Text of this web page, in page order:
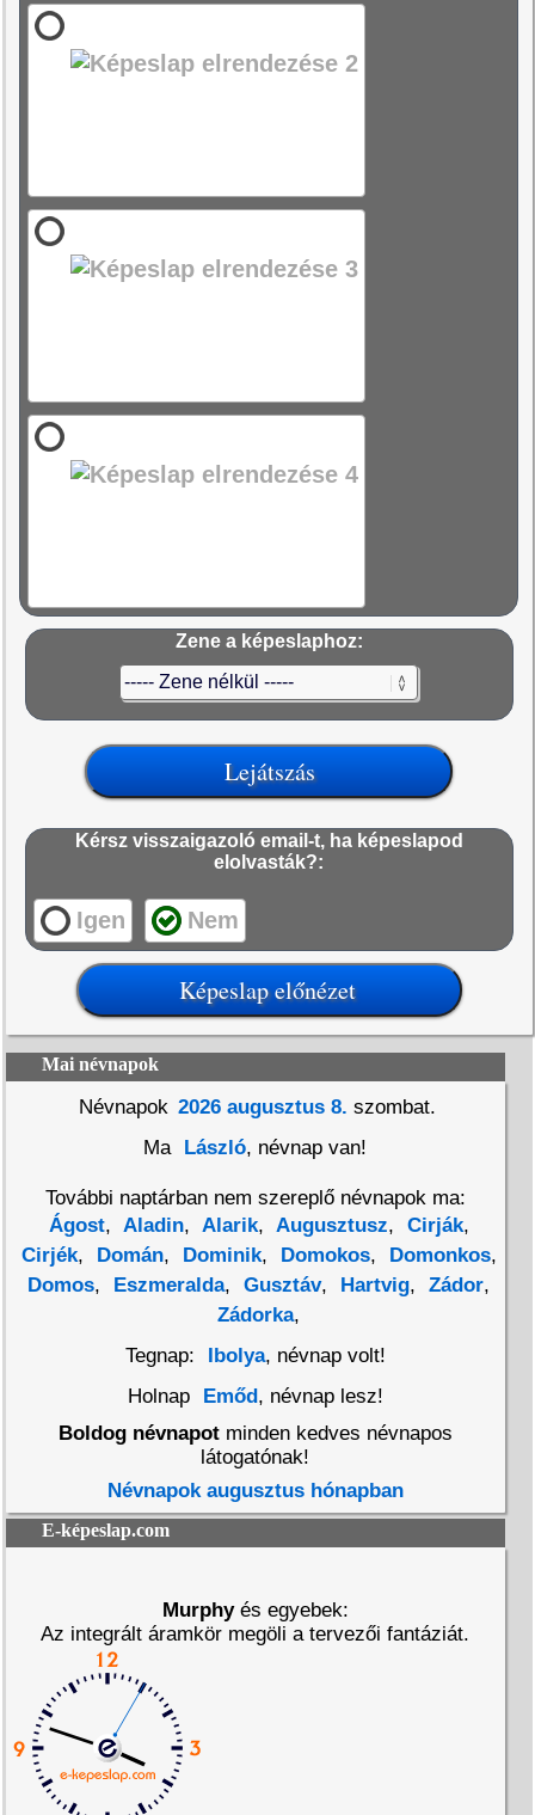
Zene a képeslaphoz:
Kérsz visszaigazoló email-t, ha képeslapod
elolvasták?:
Igen Nem
Mai névnapok
Névnapok 2026 augusztus 8. szombat.
Ma
László, névnap van!
További naptárban nem szereplő névnapok ma:
Ágost, Aladin, Alarik, Augusztusz, Cirják,
Cirjék, Domán, Dominik, Domokos, Domonkos,
Domos, Eszmeralda, Gusztáv, Hartvig, Zádor,
Zádorka,
Tegnap:
Ibolya, névnap volt!
Holnap
Emőd , névnap lesz!
Boldog névnapotminden kedves névnapos
látogatónak!
Névnapok augusztus hónapban
E-képeslap.com
Murphyés egyebek:
Az integrált áramkör megöli a tervezői fantáziát.